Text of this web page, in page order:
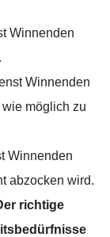
Winnenden
Winnenden
möglich zu
Winnenden
abzocken wird.
richtige